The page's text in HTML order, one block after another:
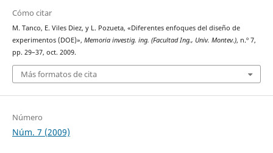
Cómo citar
M. Tanco, E. Viles Diez, y L. Pozueta, «Diferentes enfoques del diseño de
experimentos (DOE)», Memoria investig. ing. (Facultad Ing., Univ. Montev.), n.º 7,
pp. 29–37, oct. 2009.
Más formatos de cita
Número
Núm. 7 (2009)